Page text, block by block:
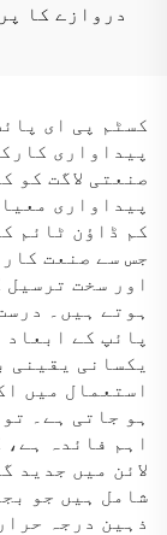
دروازے کا
کسٹم پی ای
پیداواری
صنعتی لاگت کو
پیداواری
کم ڈاؤن ٹائم
جس سے صنعت
اور سخت
ہوتے ہیں۔
پائپ کے
یکسانی یقینی
استعمال میں
ہو جاتی ہے۔
اہم فائدہ
لائن میں جدید
شامل ہیں جو
ذہین درجہ